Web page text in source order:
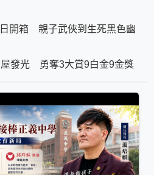
開箱 親子武俠到生死黑色幽
屋發光 勇奪3大賞9白金9金獎